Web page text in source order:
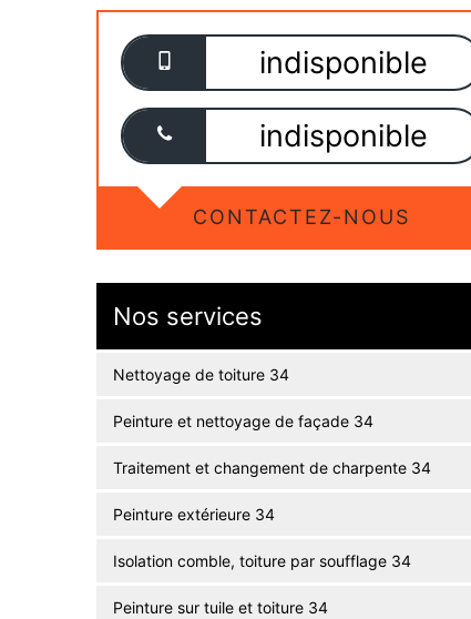
indisponible
indisponible
CONTACTEZ-NOUS
Nos services
Nettoyage de toiture 34
Peinture et nettoyage de façade 34
Traitement et changement de charpente 34
Peinture extérieure 34
Isolation comble, toiture par soufflage 34
Peinture sur tuile et toiture 34